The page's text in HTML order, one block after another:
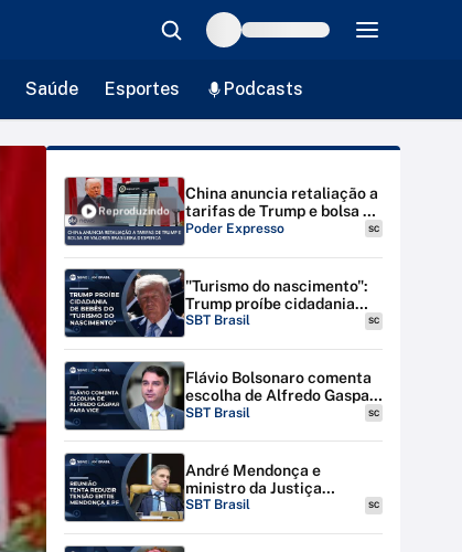
Saúde Esportes Podcasts
Reproduzindo
China anuncia retaliação a
tarifas de Trump e bolsa de
valores brasileira
Poder Expresso SC
"Turismo do nascimento":
Trump proíbe cidadania
para bebês de estrangeiras
SBT Brasil SC
Flávio Bolsonaro comenta
escolha de Alfredo Gaspar
para vice-presidente
SBT Brasil SC
André Mendonça e
ministro da Justiça
discutem tensão entre STF
SBT Brasil SC